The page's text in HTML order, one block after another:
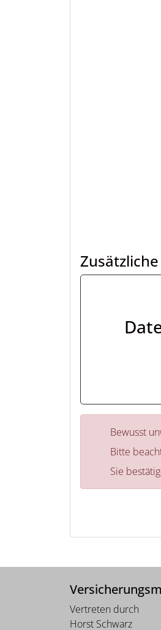
Bewusst
Bitte
Sie
Vertreten durch
Horst Schwarz